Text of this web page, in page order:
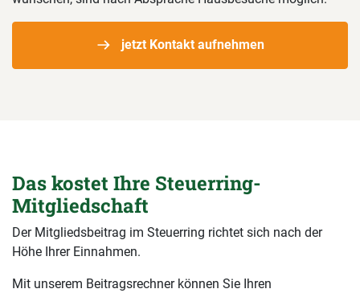
jetzt Kontakt aufnehmen
Das kostet Ihre Steuerring-
Mitgliedschaft
Der Mitgliedsbeitrag im Steuerring richtet sich nach der
Höhe Ihrer Einnahmen.
Mit unserem Beitragsrechner können Sie Ihren